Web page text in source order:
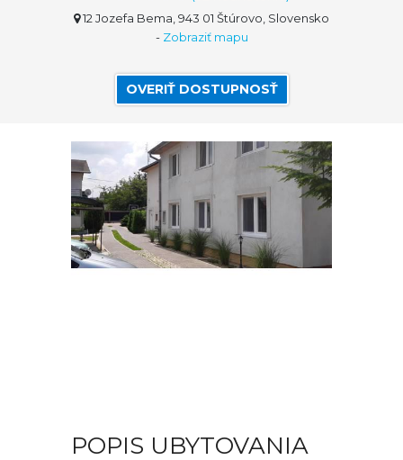
12 Jozefa Bema, 943 01 Štúrovo, Slovensko
- Zobraziť mapu
OVERIŤ DOSTUPNOSŤ
POPIS UBYTOVANIA